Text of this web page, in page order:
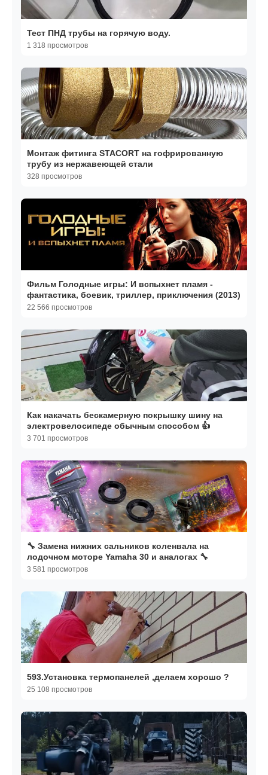
Тест ПНД трубы на горячую воду.
1 318 просмотров
Монтаж фитинга STACORT на гофрированную
трубу из нержавеющей стали
328 просмотров
Фильм Голодные игры: И вспыхнет пламя -
фантастика, боевик, триллер, приключения (2013)
22 566 просмотров
Как накачать бескамерную покрышку шину на
электровелосипеде обычным способом 👍
3 701 просмотров
🔧 Замена нижних сальников коленвала на
лодочном моторе Yamaha 30 и аналогах 🔧
3 581 просмотров
593.Установка термопанелей ,делаем хорошо ?
25 108 просмотров